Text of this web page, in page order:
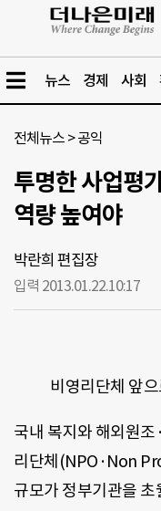
뉴스 경제 사회
전체뉴스 >공익
투명한 사업평
역량 높여야
박란희 편집장
입력 2013.01.22.10:17
비영리단체 앞으
국내 복지와 해외원
리단체(NPO·Non
규모가 정부기관을